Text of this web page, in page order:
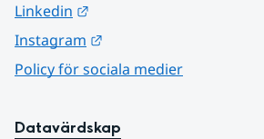
Linkedin
Instagram
Policy för sociala medier
Datavärdskap